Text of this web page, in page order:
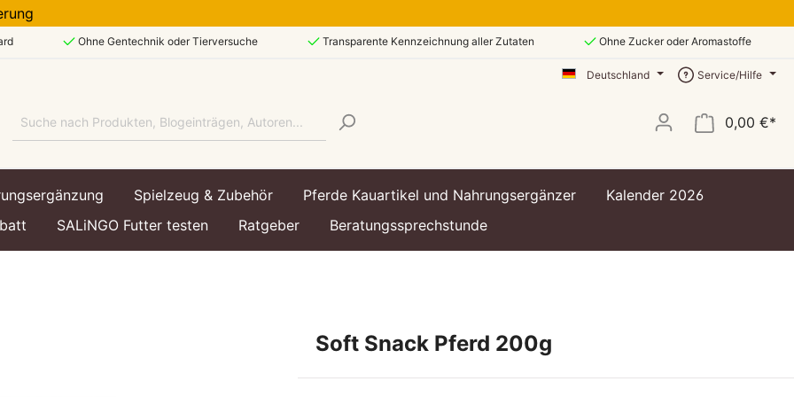
Ohne Gentechnik oder Tierversuche Transparente Kennzeichnung aller Zutaten Ohne Zucker oder Aromastoffe
Deutschland Service/Hilfe
0,00 €*
Spielzeug & Zubehör Pferde Kauartikel und Nahrungsergänzer
Kalender 2026
SALiNGO Futter testen Ratgeber Beratungssprechstunde
Lebensphase
Lebensphase
Hundespielzeug &
HundezubehörSoft Snack Pferd 200g